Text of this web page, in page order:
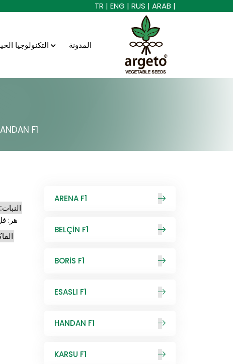
TR | ENG | RUS | ARAB |
المدونة
F1
النبات:
هر: فل 0-1 ، الخامس ، تومف إر: فل 2 ، م (مي ،
ARENA F1
BELÇİN F1
BORİS F1
ESASLI F1
HANDAN F1
KARSU F1